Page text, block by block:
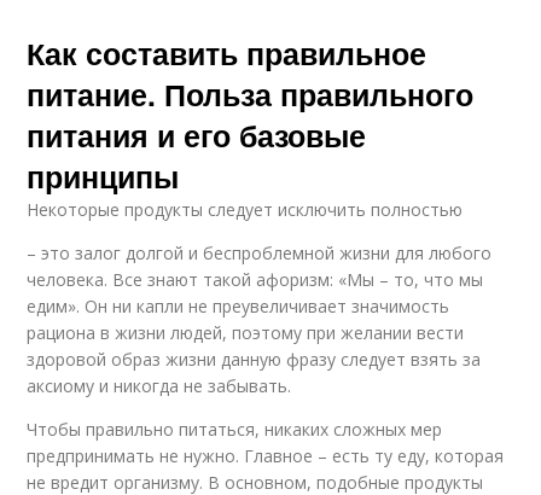
Как составить правильное
питание. Польза правильного
питания и его базовые
принципы
Некоторые продукты следует исключить полностью
– это залог долгой и беспроблемной жизни для любого
человека. Все знают такой афоризм: «Мы – то, что мы
едим». Он ни капли не преувеличивает значимость
рациона в жизни людей, поэтому при желании вести
здоровой образ жизни данную фразу следует взять за
аксиому и никогда не забывать.
Чтобы правильно питаться, никаких сложных мер
предпринимать не нужно. Главное – есть ту еду, которая
не вредит организму. В основном, подобные продукты